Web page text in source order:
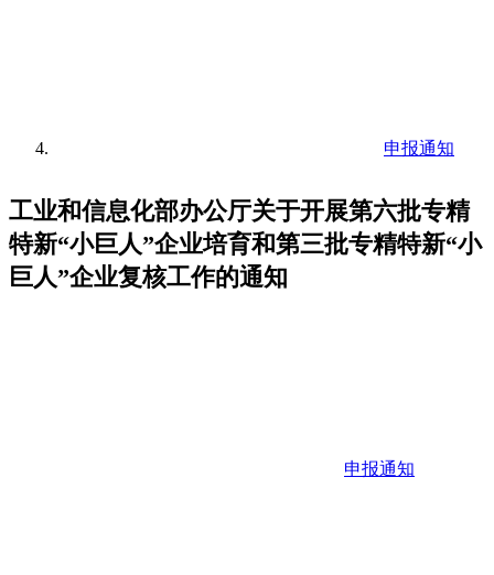
申报通知
工业和信息化部办公厅关于开展第六批专精
特新“小巨人”企业培育和第三批专精特新“小
巨人”企业复核工作的通知
申报通知